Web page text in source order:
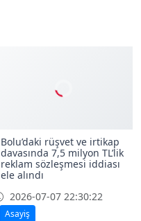
Bolu’daki rüşvet ve irtikap
davasında 7,5 milyon TL’lik
reklam sözleşmesi iddiası
ele alındı
2026-07-07 22:30:22
Asayiş